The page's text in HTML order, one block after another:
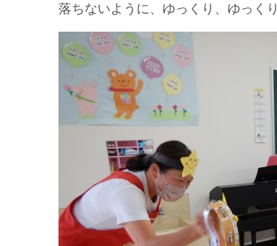
落ちないように、ゆっくり、ゆっくり